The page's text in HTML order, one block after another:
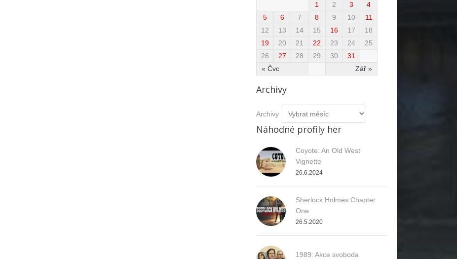
« Čvc Zář »
1 2 3
4
5
6 7 8 9 10
11
12
13 14 15 16 17
18
19
20 21 22 23 24
25
26
27 28 29 30 31
Archivy
Archivy
Náhodné profily her
Coyote: An Old West
Vignette
26.6.2024
Sherlock Holmes Chapter
One
26.5.2020
1989: Akce svoboda